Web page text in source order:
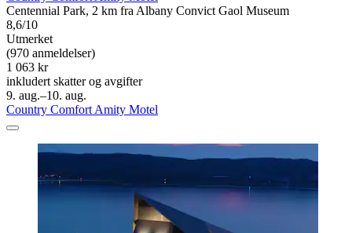
Centennial Park, 2 km fra Albany Convict Gaol Museum
8,6/10
Utmerket
(970 anmeldelser)
1 063 kr
inkludert skatter og avgifter
9. aug.–10. aug.
Country Comfort Amity Motel